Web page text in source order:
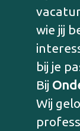
wie jij
bij je
Bij
Wij